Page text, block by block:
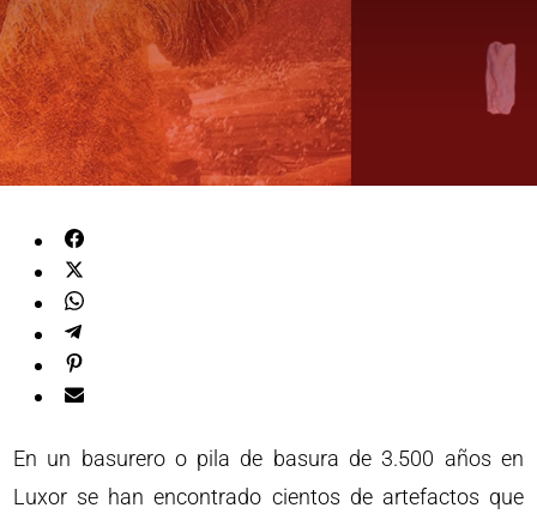
En un basurero o pila de basura de 3.500 años en
Luxor se han encontrado cientos de artefactos que